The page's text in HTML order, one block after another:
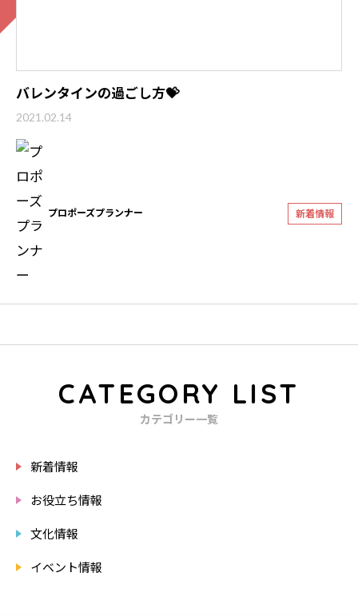
バレンタインの過ごし方💝
2021.02.14
プロポーズプランナー 新着情報
CATEGORY LIST
カテゴリー一覧
新着情報
お役立ち情報
文化情報
イベント情報